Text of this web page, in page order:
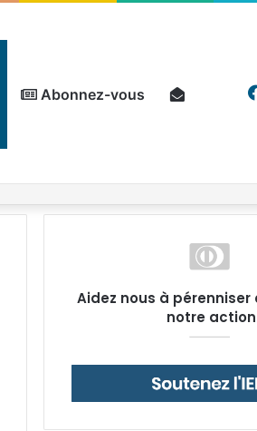
Abonnez-vous
Aidez nous à
notre action